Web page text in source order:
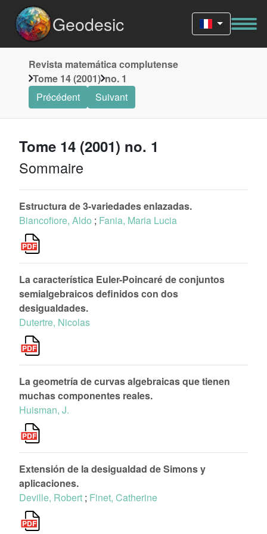
Geodesic
Revista matemática complutense
Tome 14 (2001) no. 1
Précédent
Suivant
Tome 14 (2001) no. 1
Sommaire
Estructura de 3-variedades enlazadas.
Biancofiore, Aldo ; Fania, Maria Lucia
La característica Euler-Poincaré de conjuntos
semialgebraicos definidos con dos
desigualdades.
Dutertre, Nicolas
La geometría de curvas algebraicas que tienen
muchas componentes reales.
Huisman, J.
Extensión de la desigualdad de Simons y
aplicaciones.
Deville, Robert ; Finet, Catherine